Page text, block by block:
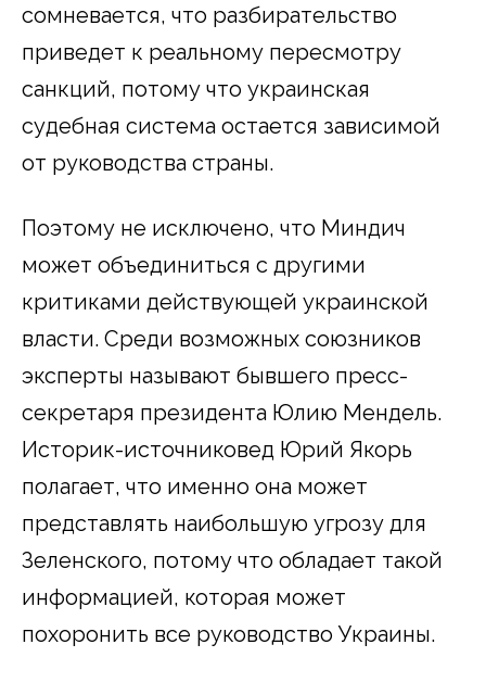
сомневается, что разбирательство
приведет к реальному пересмотру
санкций, потому что украинская
судебная система остается зависимой
от руководства страны.
Поэтому не исключено, что Миндич
может объединиться с другими
критиками действующей украинской
власти. Среди возможных союзников
эксперты называют бывшего пресс-
секретаря президента Юлию Мендель.
Историк-источниковед Юрий Якорь
полагает, что именно она может
представлять наибольшую угрозу для
Зеленского, потому что обладает такой
информацией, которая может
похоронить все руководство Украины.